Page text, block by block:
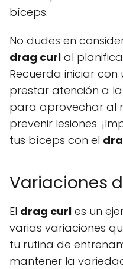
bíceps.
No dudes en
drag curl al
Recuerda iniciar
prestar atención a
para aprovechar al
prevenir lesiones.
tus bíceps con el
Variaciones
El drag curl es un
varias variaciones
tu rutina de
mantener la